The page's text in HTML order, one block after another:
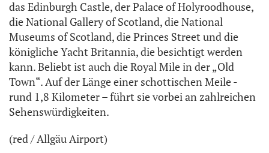
das Edinburgh Castle, der Palace of Holyroodhouse,
die National Gallery of Scotland, die National
Museums of Scotland, die Princes Street und die
königliche Yacht Britannia, die besichtigt werden
kann. Beliebt ist auch die Royal Mile in der „Old
Town“. Auf der Länge einer schottischen Meile -
rund 1,8 Kilometer – führt sie vorbei an zahlreichen
Sehenswürdigkeiten.
(red / Allgäu Airport)